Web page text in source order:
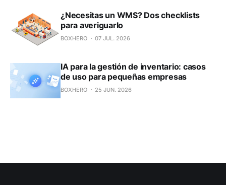
¿Necesitas un WMS? Dos checklists
para averiguarlo
BOXHERO 07 JUL. 2026
IA para la gestión de inventario: casos
de uso para pequeñas empresas
BOXHERO 25 JUN. 2026